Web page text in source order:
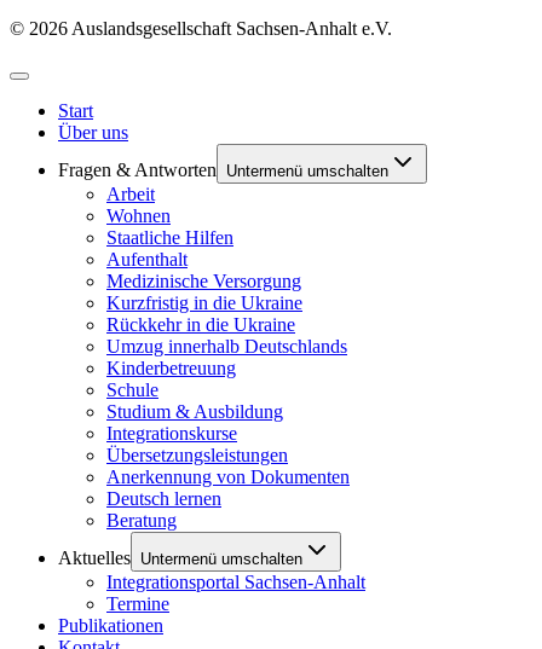
© 2026 Auslandsgesellschaft Sachsen-Anhalt e.V.
Start
Über uns
Fragen & Antworten
Untermenü umschalten
Arbeit
Wohnen
Staatliche Hilfen
Aufenthalt
Medizinische Versorgung
Kurzfristig in die Ukraine
Rückkehr in die Ukraine
Umzug innerhalb Deutschlands
Kinderbetreuung
Schule
Studium & Ausbildung
Integrationskurse
Übersetzungsleistungen
Anerkennung von Dokumenten
Deutsch lernen
Beratung
Aktuelles Untermenü umschalten
Integrationsportal Sachsen-Anhalt
Termine
Publikationen